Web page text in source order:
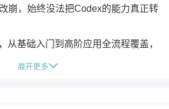
崩，始终没法把Codex的能力真正转
从基础入门到高阶应用全流程覆盖，
动化任务落地、网站开发上线、创意
落地各类应用场景，帮你吃透Codex
展开更多